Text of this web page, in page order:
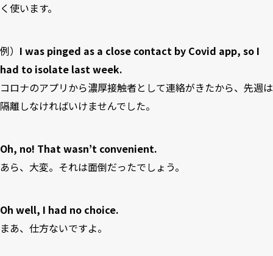
く使います。
例） I was pinged as a close contact by Covid app, so I
had to isolate last week.
コロナのアプリから濃厚接触者として連絡がきたから、先週は
隔離しなければいけませんでした。
Oh, no! That wasn’t convenient.
あら、大変。それは面倒だったでしょう。
Oh well, I had no choice.
まあ、仕方ないですよ。